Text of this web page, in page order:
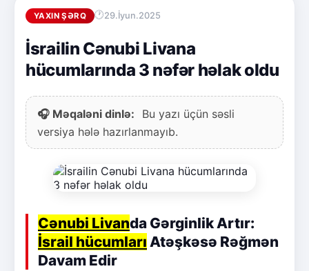
YAXIN ŞƏRQ 29.İyun.2025
İsrailin Cənubi Livana
hücumlarında 3 nəfər həlak oldu
🎧 Məqaləni dinlə:
Bu yazı üçün səsli
versiya hələ hazırlanmayıb.
Cənubi Livanda Gərginlik Artır:
İsrail hücumları Atəşkəsə Rəğmən
Davam Edir